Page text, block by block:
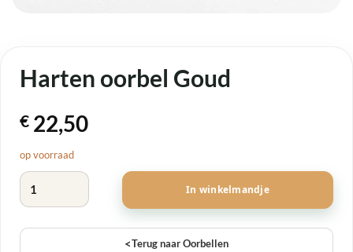
Harten oorbel Goud
€ 22,50
op voorraad
Harten oorbel Goud aantal
In winkelmandje
<Terug naar Oorbellen